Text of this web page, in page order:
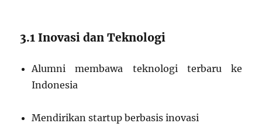
3.1 Inovasi dan Teknologi
Alumni membawa teknologi terbaru ke
Indonesia
Mendirikan startup berbasis inovasi